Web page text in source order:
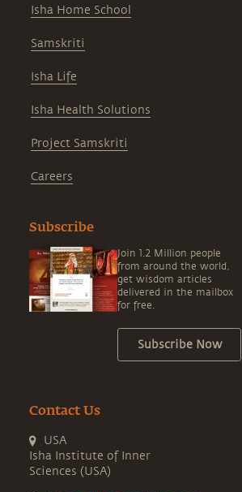
Isha Home School
Samskriti
Isha Life
Isha Health Solutions
Project Samskriti
Careers
Subscribe
Join 1.2 Million people
from around the world,
get wisdom articles
delivered in the mailbox
for free.
Subscribe Now
Contact Us
USA
Isha Institute of Inner
Sciences (USA)